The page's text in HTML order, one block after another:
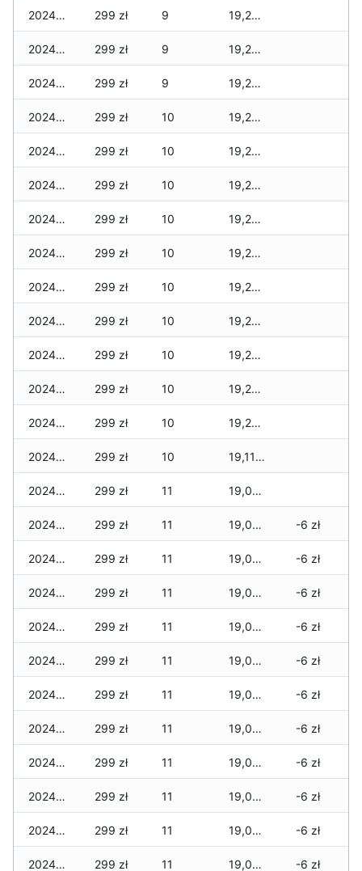
2024-12-30 299 zł 9 19,278 zł
2024-12-29 299 zł 9 19,278 zł
2024-12-28 299 zł 9 19,278 zł
2024-12-27 299 zł 10 19,262 zł
2024-12-26 299 zł 10 19,262 zł
2024-12-25 299 zł 10 19,262 zł
2024-12-24 299 zł 10 19,262 zł
2024-12-23 299 zł 10 19,262 zł
2024-12-22 299 zł 10 19,246 zł
2024-12-21 299 zł 10 19,246 zł
2024-12-20 299 zł 10 19,246 zł
2024-12-19 299 zł 10 19,246 zł
2024-12-18 299 zł 10 19,246 zł
2024-12-17 299 zł 10 19,118 zł
2024-12-16 299 zł 11 19,083 zł
2024-12-15 299 zł 11 19,083 zł -6 zł
2024-12-14 299 zł 11 19,003 zł -6 zł
2024-12-13 299 zł 11 19,003 zł -6 zł
2024-12-12 299 zł 11 19,003 zł -6 zł
2024-12-11 299 zł 11 19,003 zł -6 zł
2024-12-10 299 zł 11 19,003 zł -6 zł
2024-12-09 299 zł 11 19,003 zł -6 zł
2024-12-08 299 zł 11 19,003 zł -6 zł
2024-12-07 299 zł 11 19,003 zł -6 zł
2024-12-06 299 zł 11 19,003 zł -6 zł
2024-12-05 299 zł 11 19,003 zł -6 zł